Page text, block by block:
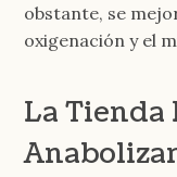
obstante, se
oxigenación y el
La Tienda